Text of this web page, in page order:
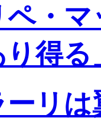
ペ・
り得る
ーリ